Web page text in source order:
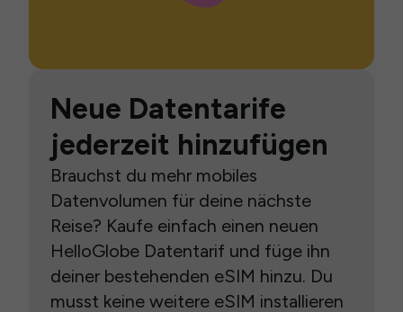
Neue Datentarife
jederzeit hinzufügen
Brauchst du mehr mobiles
Datenvolumen für deine nächste
Reise? Kaufe einfach einen neuen
HelloGlobe Datentarif und füge ihn
deiner bestehenden eSIM hinzu. Du
musst keine weitere eSIM installieren